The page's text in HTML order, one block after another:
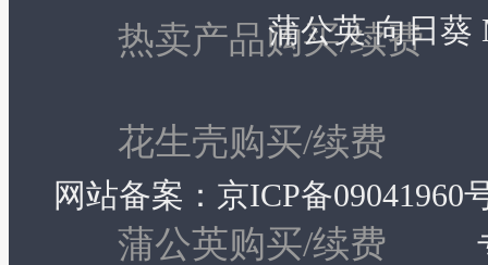
热卖产品购买/续费
花生壳购买/续费
蒲公英购买/续费
蒲公英 向日葵
网站备案： 京ICP备09041960